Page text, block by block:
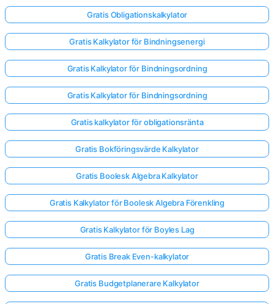
Gratis Obligationskalkylator
Gratis Kalkylator för Bindningsenergi
Gratis Kalkylator för Bindningsordning
Gratis Kalkylator för Bindningsordning
Gratis kalkylator för obligationsränta
Gratis Bokföringsvärde Kalkylator
Gratis Boolesk Algebra Kalkylator
Gratis Kalkylator för Boolesk Algebra Förenkling
Gratis Kalkylator för Boyles Lag
Gratis Break Even-kalkylator
Gratis Budgetplanerare Kalkylator